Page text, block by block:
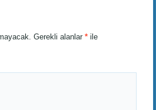
Gerekli alanlar* ile